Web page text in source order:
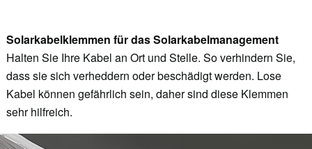
Solarkabelklemmen für das Solarkabelmanagement
Halten Sie Ihre Kabel an Ort und Stelle. So verhindern Sie,
dass sie sich verheddern oder beschädigt werden. Lose
Kabel können gefährlich sein, daher sind diese Klemmen
sehr hilfreich.